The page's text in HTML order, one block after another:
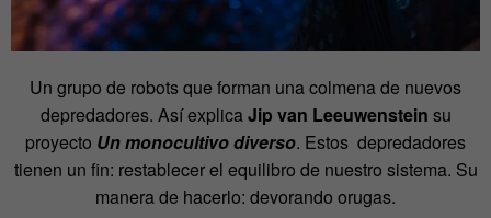
Un grupo de robots que forman una colmena de nuevos
depredadores. Así explicaJip van Leeuwenstein su
proyecto Un monocultivo diverso. Estos depredadores
tienen un fin: restablecer el equilibro de nuestro sistema. Su
manera de hacerlo: devorando orugas.